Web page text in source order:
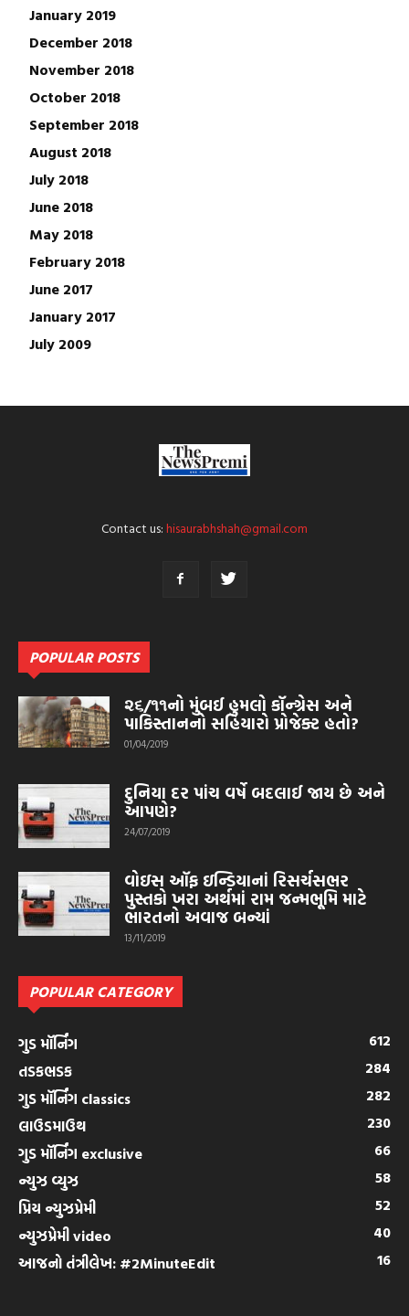
January 2019
December 2018
November 2018
October 2018
September 2018
August 2018
July 2018
June 2018
May 2018
February 2018
June 2017
January 2017
July 2009
Contact us:hisaurabhshah@gmail.com
POPULAR POSTS
૨૬/૧૧નો મુંબઈ હુમલો કૉન્ગ્રેસ અને
પાકિસ્તાનનો સહિયારો પ્રોજેક્ટ હતો?
01/04/2019
દુનિયા દર પાંચ વર્ષે બદલાઈ જાય છે અને
આપણે?
24/07/2019
વોઇસ ઑફ ઇન્ડિયાનાં રિસર્ચસભર
પુસ્તકો ખરા અર્થમાં રામ જન્મભૂમિ માટે
ભારતનો અવાજ બન્યાં
13/11/2019
POPULAR CATEGORY
ગુડ મૉર્નિંગ
612
તડકભડક
284
ગુડ મૉર્નિંગ classics
282
લાઉડમાઉથ
230
ગુડ મૉર્નિંગ exclusive
66
ન્યુઝ વ્યુઝ
58
પ્રિય ન્યુઝપ્રેમી
52
ન્યુઝપ્રેમી video
40
આજનો તંત્રીલેખ: #2MinuteEdit
16